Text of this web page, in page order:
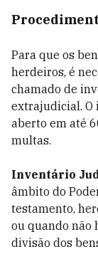
Para que os
herdeiros, é
chamado de
extrajudicial. O
aberto em até
multas.
Inventário
âmbito do
testamento,
ou quando não
divisão dos